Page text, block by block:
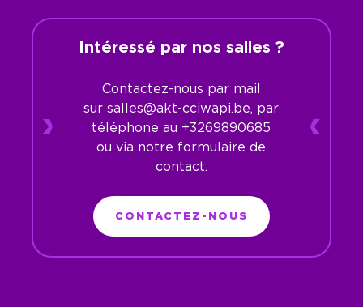
Intéressé par nos salles ?
Contactez-nous par mail
sursalles@akt-cciwapi.be, par
téléphone au +3269890685
ou via notre formulaire de
contact.
CONTACTEZ-NOUS